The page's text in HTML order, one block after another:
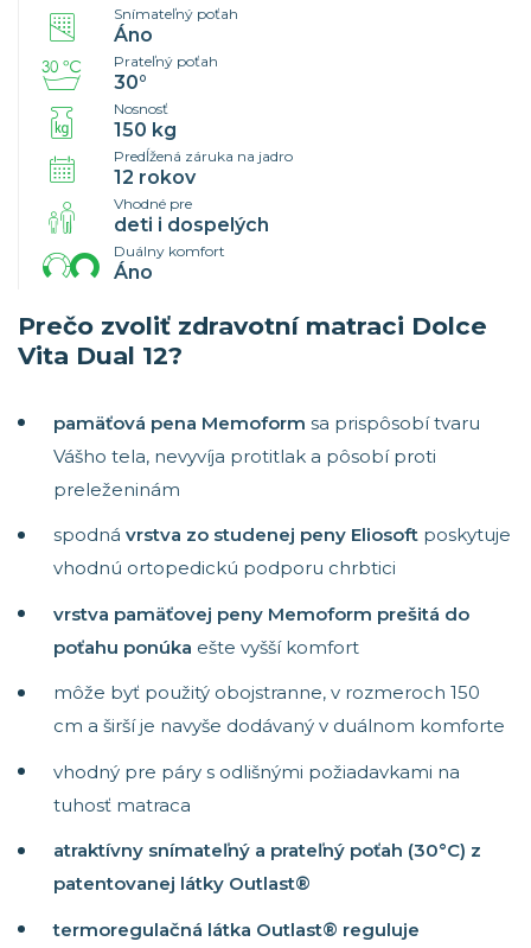
Prečo zvoliť zdravotní matraci Dolce
Vita Dual 12?
pamäťová pena Memoform sa prispôsobí tvaru
Vášho tela, nevyvíja protitlak a pôsobí proti
preleženinám
spodná vrstva zo studenej peny Eliosoft poskytuje
vhodnú ortopedickú podporu chrbtici
vrstva pamäťovej peny Memoform prešitá do
poťahu ponúka ešte vyšší komfort
môže byť použitý obojstranne, v rozmeroch 150
cm a širší je navyše dodávaný v duálnom komforte
vhodný pre páry s odlišnými požiadavkami na
tuhosť matraca
atraktívny snímateľný a prateľný poťah (30°C) z
patentovanej látky Outlast®
termoregulačná látka Outlast® reguluje
Snímateľný poťah
Áno
Prateľný poťah
30°
Nosnosť
150 kg
Predĺžená záruka na jadro
12 rokov
Vhodné pre
deti i dospelých
Duálny komfort
Áno